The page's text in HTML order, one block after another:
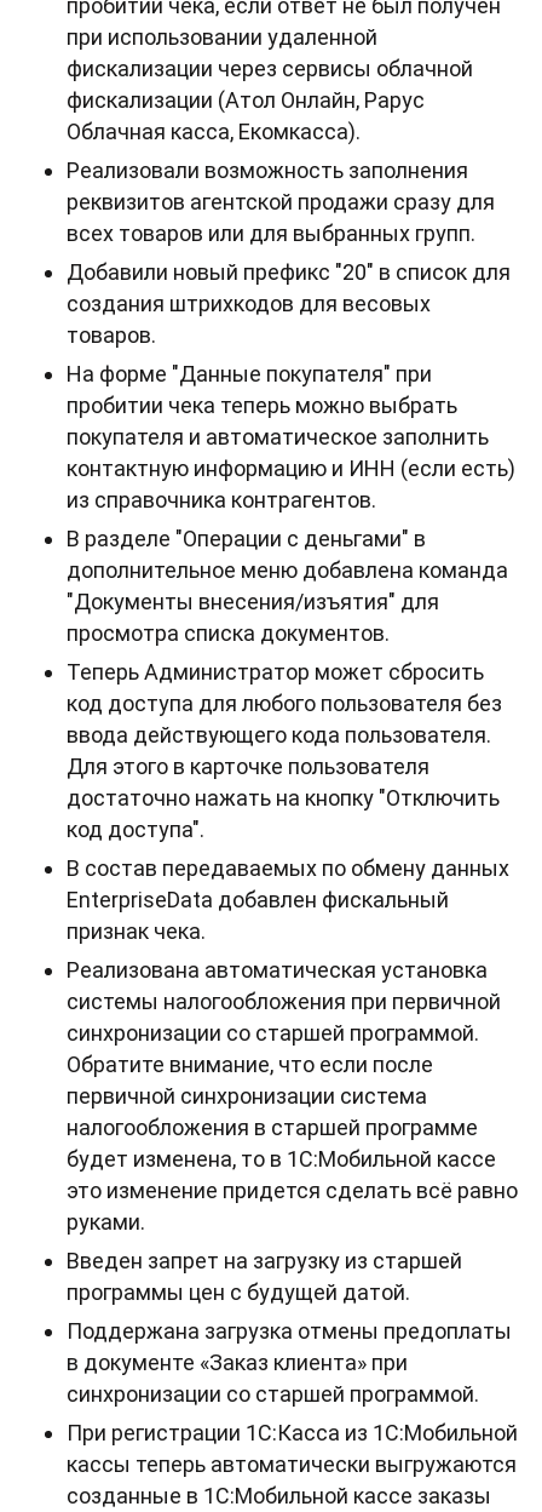
пробитии чека, если ответ не был получен
при использовании удаленной
фискализации через сервисы облачной
фискализации (Атол Онлайн, Рарус
Облачная касса, Екомкасса).
Реализовали возможность заполнения
реквизитов агентской продажи сразу для
всех товаров или для выбранных групп.
Добавили новый префикс "20" в список для
создания штрихкодов для весовых
товаров.
На форме "Данные покупателя" при
пробитии чека теперь можно выбрать
покупателя и автоматическое заполнить
контактную информацию и ИНН (если есть)
из справочника контрагентов.
В разделе "Операции с деньгами" в
дополнительное меню добавлена команда
"Документы внесения/изъятия" для
просмотра списка документов.
Теперь Администратор может сбросить
код доступа для любого пользователя без
ввода действующего кода пользователя.
Для этого в карточке пользователя
достаточно нажать на кнопку "Отключить
код доступа".
В состав передаваемых по обмену данных
EnterpriseData добавлен фискальный
признак чека.
Реализована автоматическая установка
системы налогообложения при первичной
синхронизации со старшей программой.
Обратите внимание, что если после
первичной синхронизации система
налогообложения в старшей программе
будет изменена, то в 1С:Мобильной кассе
это изменение придется сделать всё равно
руками.
Введен запрет на загрузку из старшей
программы цен с будущей датой.
Поддержана загрузка отмены предоплаты
в документе «Заказ клиента» при
синхронизации со старшей программой.
При регистрации 1С:Касса из 1С:Мобильной
кассы теперь автоматически выгружаются
созданные в 1С:Мобильной кассе заказы